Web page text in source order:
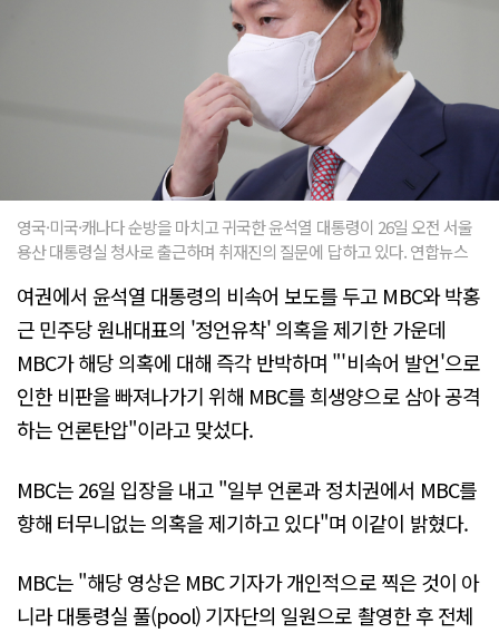
영국·미국·캐나다 순방을 마치고 귀국한 윤석열 대통령이 26일 오전 서울
용산 대통령실 청사로 출근하며 취재진의 질문에 답하고 있다. 연합뉴스
여권에서 윤석열 대통령의 비속어 보도를 두고 MBC와 박홍
근 민주당 원내대표의 '정언유착' 의혹을 제기한 가운데
MBC가 해당 의혹에 대해 즉각 반박하며 "'비속어 발언'으로
인한 비판을 빠져나가기 위해 MBC를 희생양으로 삼아 공격
하는 언론탄압"이라고 맞섰다.
MBC는 26일 입장을 내고 "일부 언론과 정치권에서 MBC를
향해 터무니없는 의혹을 제기하고 있다"며 이같이 밝혔다.
MBC는 "해당 영상은 MBC 기자가 개인적으로 찍은 것이 아
니라 대통령실 풀(pool) 기자단의 일원으로 촬영한 후 전체